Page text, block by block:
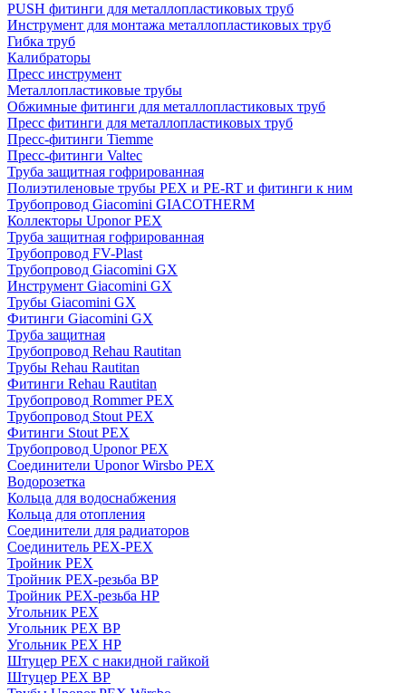
PUSH фитинги для металлопластиковых труб
Инструмент для монтажа металлопластиковых труб
Гибка труб
Калибраторы
Пресс инструмент
Металлопластиковые трубы
Обжимные фитинги для металлопластиковых труб
Пресс фитинги для металлопластиковых труб
Пресс-фитинги Tiemme
Пресс-фитинги Valtec
Труба защитная гофрированная
Полиэтиленовые трубы PEX и PE-RT и фитинги к ним
Трубопровод Giacomini GIACOTHERM
Коллекторы Uponor PEX
Труба защитная гофрированная
Трубопровод FV-Plast
Трубопровод Giacomini GX
Инструмент Giacomini GX
Трубы Giacomini GX
Фитинги Giacomini GX
Труба защитная
Трубопровод Rehau Rautitan
Трубы Rehau Rautitan
Фитинги Rehau Rautitan
Трубопровод Rommer PEX
Трубопровод Stout PEX
Фитинги Stout PEX
Трубопровод Uponor PEX
Соединители Uponor Wirsbo PEX
Водорозетка
Кольца для водоснабжения
Кольца для отопления
Соединители для радиаторов
Соединитель PEX-PEX
Тройник PEX
Тройник PEX-резьба ВР
Тройник PEX-резьба НР
Угольник PEX
Угольник PEX ВР
Угольник PEX НР
Штуцер PEX c накидной гайкой
Штуцер PEX ВР